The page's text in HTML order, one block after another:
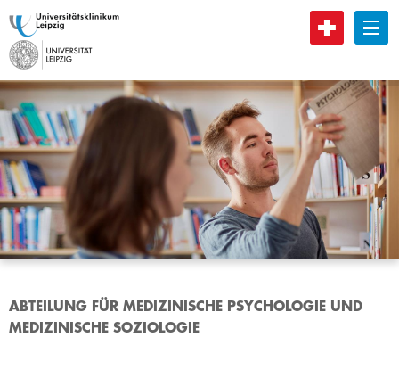
B
ABTEILUNG FÜR MEDIZINISCHE PSYCHOLOGIE UND
MEDIZINISCHE SOZIOLOGIE